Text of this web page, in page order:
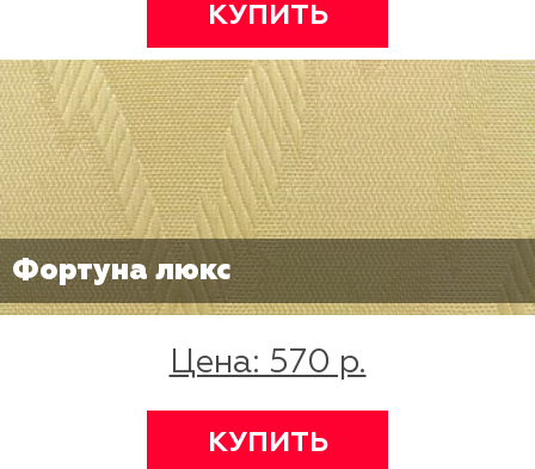
КУПИТЬ
Фортуна люкс
Цена: 570 р.
КУПИТЬ